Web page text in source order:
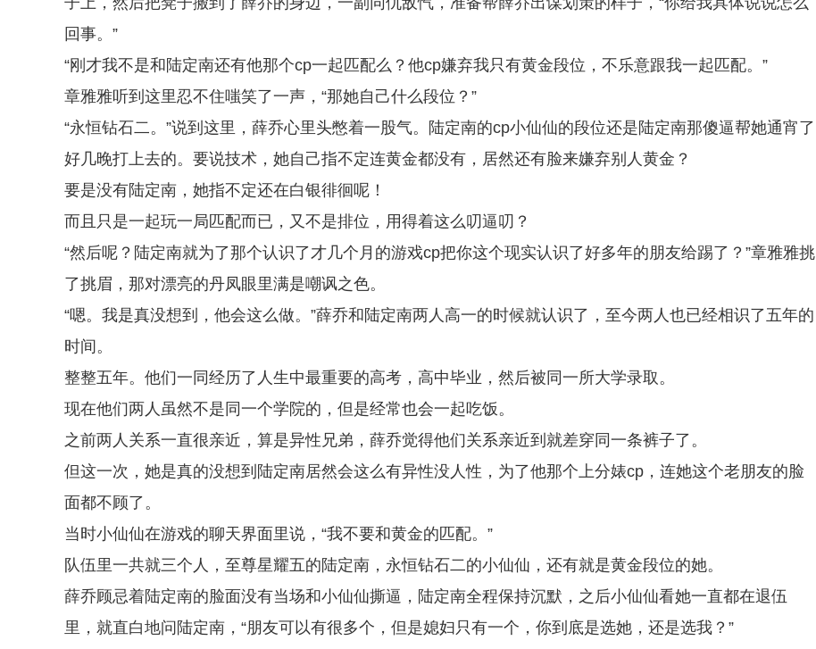
回事。”
“刚才我不是和陆定南还有他那个cp一起匹配么？他cp嫌弃我只有黄金段位，不乐意跟我一起匹配。”
章雅雅听到这里忍不住嗤笑了一声，“那她自己什么段位？”
“永恒钻石二。”说到这里，薛乔心里头憋着一股气。陆定南的cp小仙仙的段位还是陆定南那傻逼帮她通宵了
好几晚打上去的。要说技术，她自己指不定连黄金都没有，居然还有脸来嫌弃别人黄金？
要是没有陆定南，她指不定还在白银徘徊呢！
而且只是一起玩一局匹配而已，又不是排位，用得着这么叨逼叨？
“然后呢？陆定南就为了那个认识了才几个月的游戏cp把你这个现实认识了好多年的朋友给踢了？”章雅雅挑
了挑眉，那对漂亮的丹凤眼里满是嘲讽之色。
“嗯。我是真没想到，他会这么做。”薛乔和陆定南两人高一的时候就认识了，至今两人也已经相识了五年的
时间。
整整五年。他们一同经历了人生中最重要的高考，高中毕业，然后被同一所大学录取。
现在他们两人虽然不是同一个学院的，但是经常也会一起吃饭。
之前两人关系一直很亲近，算是异性兄弟，薛乔觉得他们关系亲近到就差穿同一条裤子了。
但这一次，她是真的没想到陆定南居然会这么有异性没人性，为了他那个上分婊cp，连她这个老朋友的脸
面都不顾了。
当时小仙仙在游戏的聊天界面里说，“我不要和黄金的匹配。”
队伍里一共就三个人，至尊星耀五的陆定南，永恒钻石二的小仙仙，还有就是黄金段位的她。
薛乔顾忌着陆定南的脸面没有当场和小仙仙撕逼，陆定南全程保持沉默，之后小仙仙看她一直都在退伍
里，就直白地问陆定南，“朋友可以有很多个，但是媳妇只有一个，你到底是选她，还是选我？”